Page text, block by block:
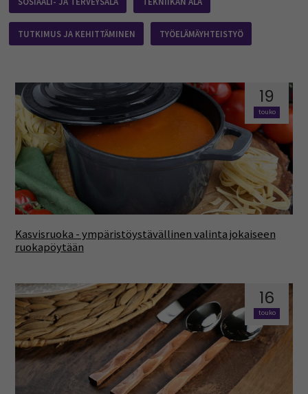
TUTKIMUS JA KEHITTÄMINEN TYÖELÄMÄYHTEISTYÖ
19
touko
Kasvisruoka - ympäristöystävällinen valinta jokaiseen
ruokapöytään
16
touko